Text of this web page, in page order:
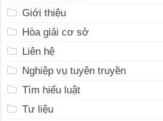
Giới thiệu
Hòa giải cơ sở
Liên hệ
Nghiệp vụ tuyên truyền
Tìm hiểu luật
Tư liệu